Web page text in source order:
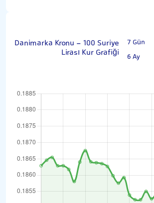
Danimarka Kronu - 100 Suriye
Lirası Kur Grafiği
7 Gün
6 Ay